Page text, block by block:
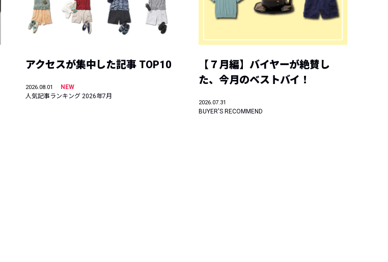
アクセスが集中した記事 TOP10
2026.08.01
NEW
人気記事ランキング 2026年7月
【７月編】バイヤーが絶賛し
た、今月のベストバイ！
2026.07.31
BUYER'S RECOMMEND